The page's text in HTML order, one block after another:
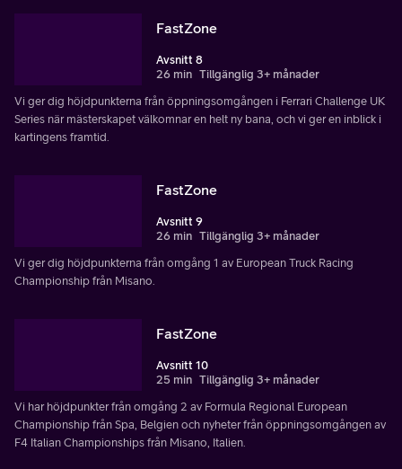
FastZone
Avsnitt 8
26 min Tillgänglig 3+ månader
Vi ger dig höjdpunkterna från öppningsomgången i Ferrari Challenge UK
Series när mästerskapet välkomnar en helt ny bana, och vi ger en inblick i
kartingens framtid.
FastZone
Avsnitt 9
26 min Tillgänglig 3+ månader
Vi ger dig höjdpunkterna från omgång 1 av European Truck Racing
Championship från Misano.
FastZone
Avsnitt 10
25 min Tillgänglig 3+ månader
Vi har höjdpunkter från omgång 2 av Formula Regional European
Championship från Spa, Belgien och nyheter från öppningsomgången av
F4 Italian Championships från Misano, Italien.